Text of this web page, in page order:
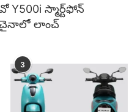
Y500i స్మార్ట్‌ఫోన్
చైనాలో లాంచ్
3